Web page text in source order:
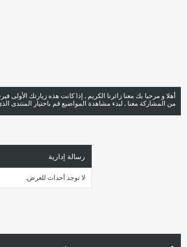
أهلا و مرحبا بك معنا زائرنا الكريم , إذا كانت هذه زيارتك الأولى
من المشاركة معنا , لبدء مشاهدة المواضيع قم باختيار المنتدى
رسالة إدارية
لا توجد أحداث للعرض.